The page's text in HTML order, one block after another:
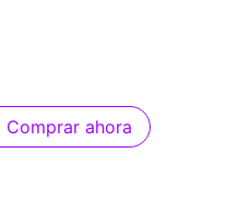
Comprar ahora